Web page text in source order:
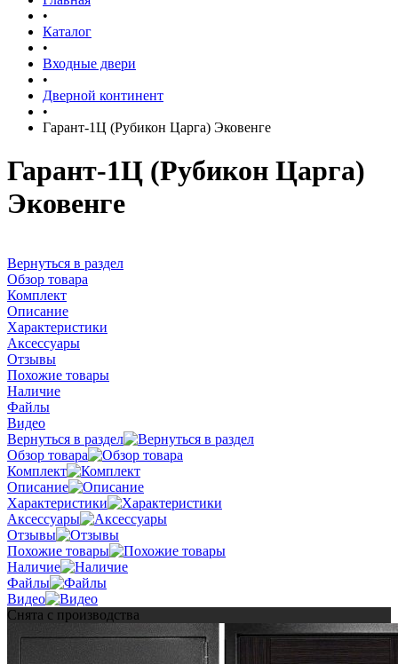
•
Каталог
•
Входные двери
•
Дверной континент
•
Гарант-1Ц (Рубикон Царга) Эковенге
Гарант-1Ц (Рубикон Царга)
Эковенге
Вернуться в раздел
Обзор товара
Комплект
Описание
Характеристики
Аксессуары
Отзывы
Похожие товары
Наличие
Файлы
Видео
Вернуться в раздел
Обзор товара
Комплект
Описание
Характеристики
Аксессуары
Отзывы
Похожие товары
Наличие
Файлы
Видео
Снята с производства